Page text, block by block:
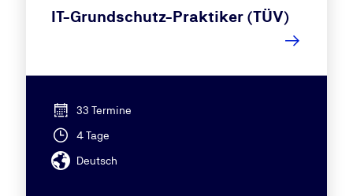
IT-Grundschutz-Praktiker (TÜV)
33 Termine
4 Tage
Deutsch